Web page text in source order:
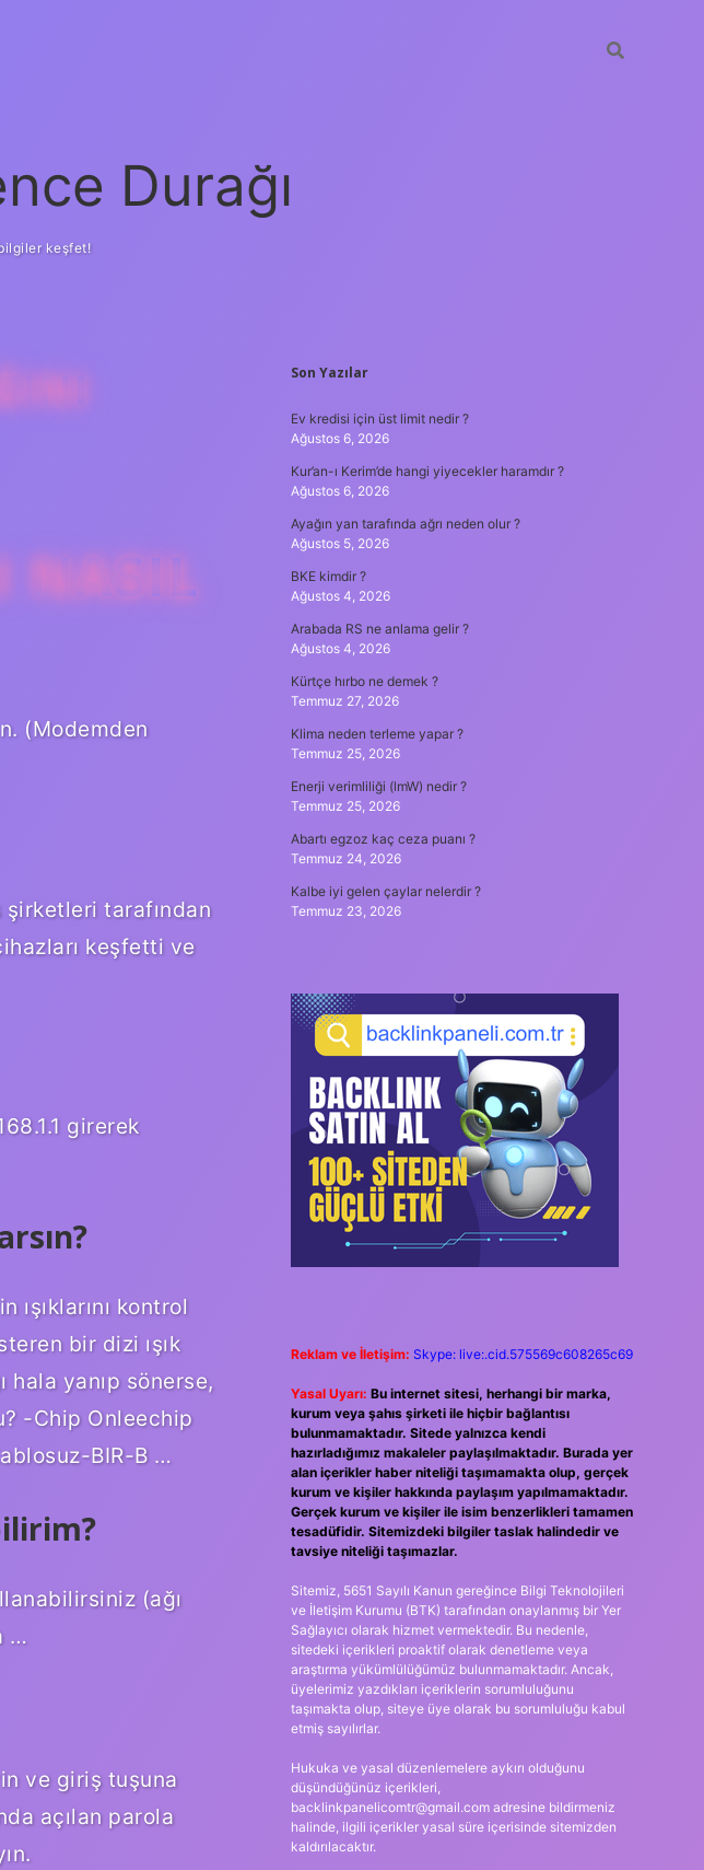
Durağı
keşfet!
NASIL
(Modemden
şirketleri tarafından
keşfetti ve
girerek
kontrol
bir dizi ışık
hala yanıp sönerse,
-Chip Onleechip
BIR-B …
(ağı
…
ve giriş tuşuna
açılan parola
SIDEBAR
Son Yazılar
Ev kredisi için üst limit nedir ?
Ağustos 6, 2026
Kur’an-ı Kerim’de hangi yiyecekler haramdır ?
Ağustos 6, 2026
Ayağın yan tarafında ağrı neden olur ?
Ağustos 5, 2026
BKE kimdir ?
Ağustos 4, 2026
Arabada RS ne anlama gelir ?
Ağustos 4, 2026
Kürtçe hırbo ne demek ?
Temmuz 27, 2026
Klima neden terleme yapar ?
Temmuz 25, 2026
Enerji verimliliği (lmW) nedir ?
Temmuz 25, 2026
Abartı egzoz kaç ceza puanı ?
Temmuz 24, 2026
Kalbe iyi gelen çaylar nelerdir ?
Temmuz 23, 2026
Reklam ve İletişim: Skype: live:.cid.575569c608265c69
Yasal Uyarı: Bu internet sitesi, herhangi bir marka,
kurum veya şahıs şirketi ile hiçbir bağlantısı
bulunmamaktadır. Sitede yalnızca kendi
hazırladığımız makaleler paylaşılmaktadır. Burada yer
alan içerikler haber niteliği taşımamakta olup, gerçek
kurum ve kişiler hakkında paylaşım yapılmamaktadır.
Gerçek kurum ve kişiler ile isim benzerlikleri tamamen
tesadüfidir. Sitemizdeki bilgiler taslak halindedir ve
tavsiye niteliği taşımazlar.
Sitemiz, 5651 Sayılı Kanun gereğince Bilgi Teknolojileri
ve İletişim Kurumu (BTK) tarafından onaylanmış bir Yer
Sağlayıcı olarak hizmet vermektedir. Bu nedenle,
sitedeki içerikleri proaktif olarak denetleme veya
araştırma yükümlülüğümüz bulunmamaktadır. Ancak,
üyelerimiz yazdıkları içeriklerin sorumluluğunu
taşımakta olup, siteye üye olarak bu sorumluluğu kabul
etmiş sayılırlar.
Hukuka ve yasal düzenlemelere aykırı olduğunu
düşündüğünüz içerikleri,
backlinkpanelicomtr@gmail.comadresine bildirmeniz
halinde, ilgili içerikler yasal süre içerisinde sitemizden
kaldırılacaktır.